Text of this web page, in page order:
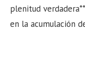
plenitud
en la acumulación